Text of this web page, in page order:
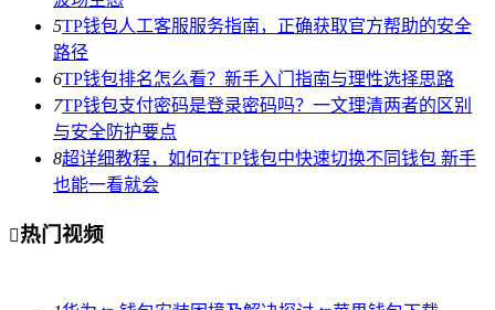
5TP钱包人工客服服务指南，正确获取官方帮助的安全
路径
6TP钱包排名怎么看？新手入门指南与理性选择思路
7TP钱包支付密码是登录密码吗？一文理清两者的区别
与安全防护要点
8超详细教程，如何在TP钱包中快速切换不同钱包 新手
也能一看就会
热门视频